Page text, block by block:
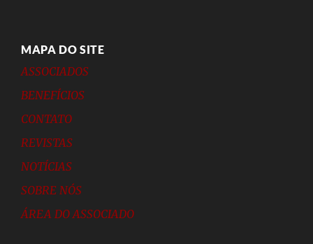
MAPA DO SITE
ASSOCIADOS
BENEFÍCIOS
CONTATO
REVISTAS
NOTÍCIAS
SOBRE NÓS
ÁREA DO ASSOCIADO